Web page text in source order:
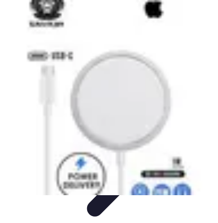
Deal Boutique Express
Astuces et conseils
Info & conseils
Offres et Promotions
Deal Boutique Express